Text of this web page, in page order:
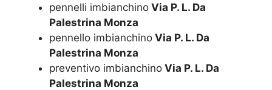
pennelli imbianchino Via P. L. Da
Palestrina Monza
pennello imbianchino Via P. L. Da
Palestrina Monza
preventivo imbianchino Via P. L. Da
Palestrina Monza